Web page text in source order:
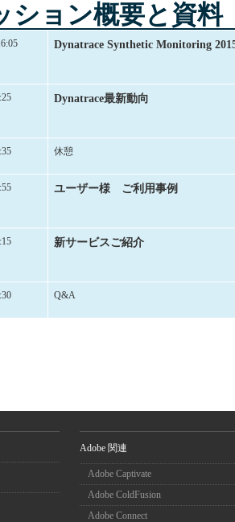
ション概要と資料
Dynatrace Synthetic Monitoring
Dynatrace最新動向
休憩
ユーザー様 ご利用事例
新サービスご紹介
Q&A
Adobe 関連
Adobe Captivate
Adobe ColdFusion
Adobe Connect